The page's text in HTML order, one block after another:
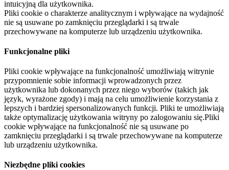
intuicyjną dla użytkownika.
Pliki cookie o charakterze analitycznym i wpływające na wydajność
nie są usuwane po zamknięciu przeglądarki i są trwale
przechowywane na komputerze lub urządzeniu użytkownika.
Funkcjonalne pliki
Pliki cookie wpływające na funkcjonalność umożliwiają witrynie
przypomnienie sobie informacji wprowadzonych przez
użytkownika lub dokonanych przez niego wyborów (takich jak
język, wyrażone zgody) i mają na celu umożliwienie korzystania z
lepszych i bardziej spersonalizowanych funkcji. Pliki te umożliwiają
także optymalizację użytkowania witryny po zalogowaniu się.Pliki
cookie wpływające na funkcjonalność nie są usuwane po
zamknięciu przeglądarki i są trwale przechowywane na komputerze
lub urządzeniu użytkownika.
Niezbędne pliki cookies